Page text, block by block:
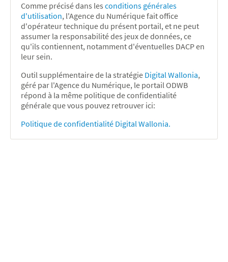
Comme précisé dans les conditions générales
d'utilisation, l'Agence du Numérique fait office
d'opérateur technique du présent portail, et ne peut
assumer la responsabilité des jeux de données, ce
qu'ils contiennent, notamment d'éventuelles DACP en
leur sein.
Outil supplémentaire de la stratégie Digital Wallonia,
géré par l'Agence du Numérique, le portail ODWB
répond à la même politique de confidentialité
générale que vous pouvez retrouver ici:
Politique de confidentialité Digital Wallonia.